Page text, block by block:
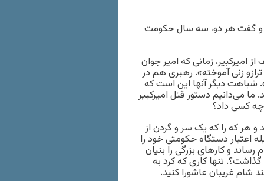
و گفت هر دو، سه سال حکومت
امیرکبیر، زمانی که امیر جوان
زنی آموخته». رهبری هم در
شباهت دیگر آنها این است که
ما می‌دانیم دستور قتل امیرکبیر
چه کسی داد؟
هر که را که یک سر و گردن از
اعتبار دستگاه حکومتی خود را
را به انجام رساند و کارهای بزرگی را بنیان
گذاشت؟. تنها کاری که کرد به
شام غریبان عاشورا کنید.